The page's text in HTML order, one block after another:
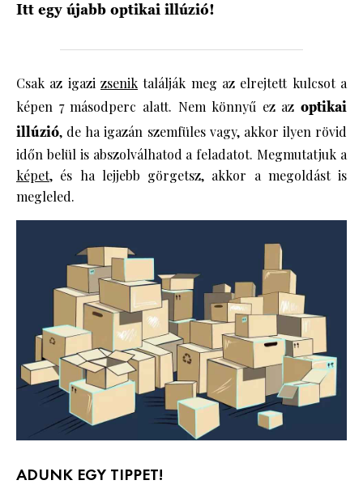
Itt egy újabb optikai illúzió!
Csak az igazi zsenik találják meg az elrejtett kulcsot a
képen 7 másodperc alatt. Nem könnyű ez az optikai
illúzió, de ha igazán szemfüles vagy, akkor ilyen rövid
időn belül is abszolválhatod a feladatot. Megmutatjuk a
képet, és ha lejjebb görgetsz, akkor a megoldást is
megleled.
ADUNK EGY TIPPET!